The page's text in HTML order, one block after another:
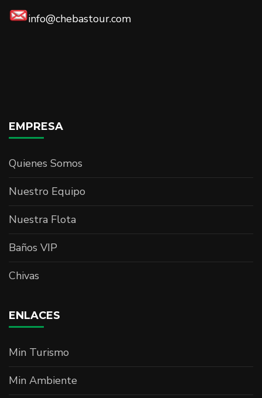
info@chebastour.com
EMPRESA
Quienes Somos
Nuestro Equipo
Nuestra Flota
Baños VIP
Chivas
ENLACES
Min Turismo
Min Ambiente